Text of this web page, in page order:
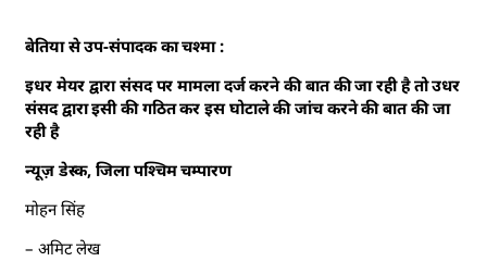
बेतिया से उप-संपादक का चश्मा :
इधर मेयर द्वारा संसद पर मामला दर्ज करने की बात की जा रही है तो उधर
संसद द्वारा इसी की गठित कर इस घोटाले की जांच करने की बात की जा
रही है
न्यूज़ डेस्क, जिला पश्चिम चम्पारण
मोहन सिंह
– अमिट लेख